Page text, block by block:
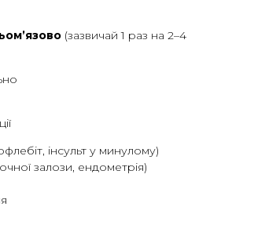
(зазвичай 1 раз на 2–4
інсульт у минулому)
залози, ендометрія)